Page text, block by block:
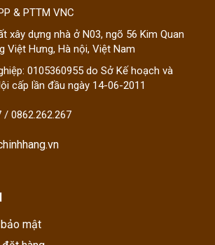
& PTTM VNC
xây dựng nhà ở N03, ngõ 56 Kim Quan
Việt Hưng, Hà nội, Việt Nam
0105360955 do Sở Kế hoạch và
cấp lần đầu ngày 14-06-2011
/ 0862.262.267
mật